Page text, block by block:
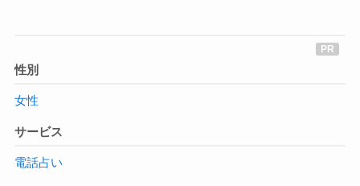
性別
女性
サービス
電話占い